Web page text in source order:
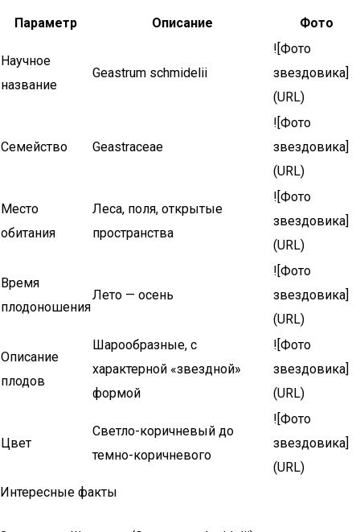
Параметр Описание Фото
Научное
название
Geastrum schmidelii
![Фото
звездовика]
(URL)
Семейство Geastraceae
![Фото
звездовика]
(URL)
Место
обитания
Леса, поля, открытые
пространства
![Фото
звездовика]
(URL)
Время
плодоношения
Лето — осень
![Фото
звездовика]
(URL)
Описание
плодов
Шарообразные, с
характерной «звездной»
формой
![Фото
звездовика]
(URL)
Цвет
Светло-коричневый до
темно-коричневого
![Фото
звездовика]
(URL)
Интересные факты